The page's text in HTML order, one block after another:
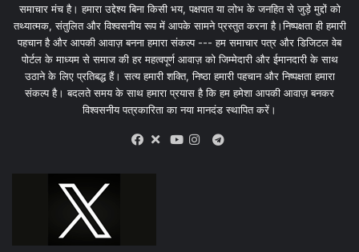
समाचार मंच है। हमारा उद्देश्य बिना किसी भय, पक्षपात या लोभ के जनहित से जुड़े मुद्दों को
तथ्यात्मक, संतुलित और विश्वसनीय रूप में आपके सामने प्रस्तुत करना है।निष्पक्षता ही हमारी
पहचान है और आपकी आवाज़ बनना हमारा संकल्प --- हम समाचार पत्र और डिजिटल वेब
पोर्टल के माध्यम से समाज की हर महत्वपूर्ण आवाज़ को जिम्मेदारी और ईमानदारी के साथ
उठाने के लिए प्रतिबद्ध हैं। सत्य हमारी शक्ति, निष्ठा हमारी पहचान और निष्पक्षता हमारा
संकल्प है। बदलते समय के साथ हमारा प्रयास है कि हम हमेशा आपकी आवाज़ बनकर
विश्वसनीय पत्रकारिता का नया मानदंड स्थापित करें।
X
Telegram